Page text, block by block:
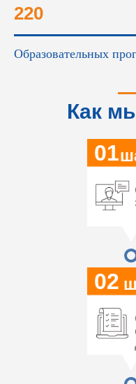
220
Образовательных
Как
02
01